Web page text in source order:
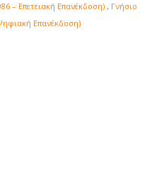
– Επετειακή Επανέκδοση) , Γνήσιο
Επανέκδοση)